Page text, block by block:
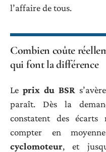
l’affaire de tous.
Combien coûte
qui font la différence
Le prix du BSR
paraît. Dès la
constatent des
compter en
cyclomoteur, et